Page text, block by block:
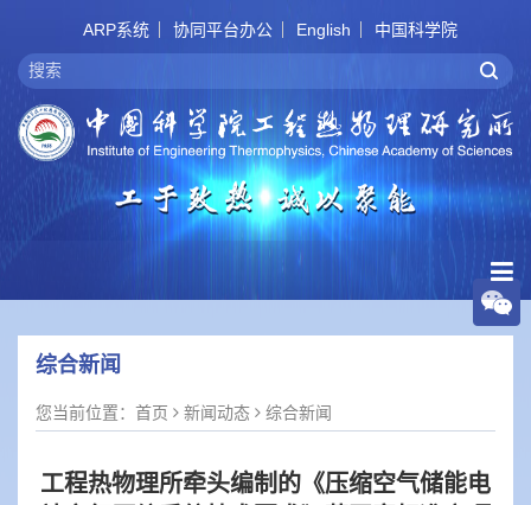
ARP系统 协同平台办公 English 中国科学院
综合新闻
您当前位置： 首页 新闻动态 综合新闻
工程热物理所牵头编制的《压缩空气储能电